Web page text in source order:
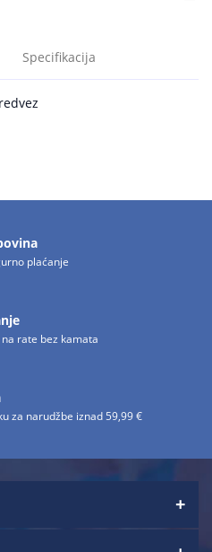
Specifikacija
plaćanje
rate bez kamata
za narudžbe iznad 59,99 €